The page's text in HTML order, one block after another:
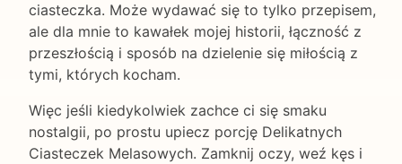
ciasteczka. Może wydawać się to tylko przepisem,
ale dla mnie to kawałek mojej historii, łączność z
przeszłością i sposób na dzielenie się miłością z
tymi, których kocham.
Więc jeśli kiedykolwiek zachce ci się smaku
nostalgii, po prostu upiecz porcję Delikatnych
Ciasteczek Melasowych. Zamknij oczy, weź kęs i